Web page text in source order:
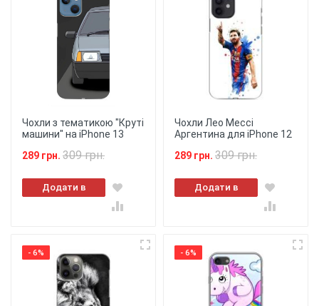
Чохли з тематикою "Круті
машини" на iPhone 13
289 грн. 309 грн.
Додати в
кошик
Чохли Лео Мессі
Аргентина для iPhone 12
289 грн. 309 грн.
Додати в
кошик
- 6% - 6%